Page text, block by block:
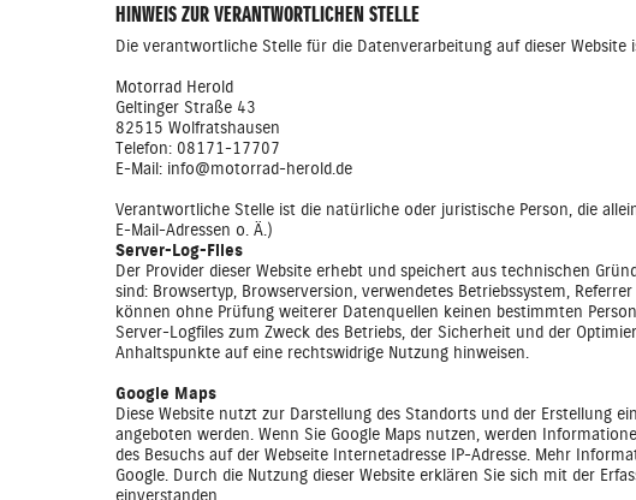
HINWEIS ZUR VERANTWORTLICHEN STELLE
Die verantwortliche Stelle für die Datenverarbeitung auf dieser Website
Motorrad Herold
Geltinger Straße 43
82515 Wolfratshausen
Telefon: 08171-17707
E-Mail: info@motorrad-herold.de
Verantwortliche Stelle ist die natürliche oder juristische Person, die
E-Mail-Adressen o. Ä.)
Server-Log-Files
Der Provider dieser Website erhebt und speichert aus technischen
sind: Browsertyp, Browserversion, verwendetes Betriebssystem,
können ohne Prüfung weiterer Datenquellen keinen bestimmten
Server-Logfiles zum Zweck des Betriebs, der Sicherheit und der
Anhaltspunkte auf eine rechtswidrige Nutzung hinweisen.
Google Maps
Diese Website nutzt zur Darstellung des Standorts und der Erstellung
angeboten werden. Wenn Sie Google Maps nutzen, werden
des Besuchs auf der Webseite Internetadresse IP-Adresse. Mehr
Google. Durch die Nutzung dieser Website erklären Sie sich mit der
einverstanden.